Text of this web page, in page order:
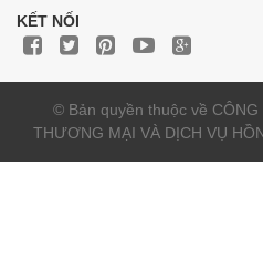
KẾT NỐI
© Bản quyền thuộc về CÔNG
THƯƠNG MẠI VÀ DỊCH VỤ